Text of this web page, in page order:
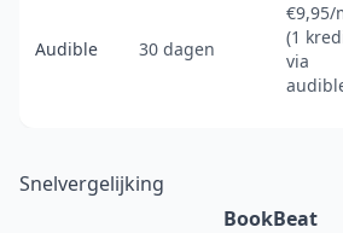
Audible 30 dagen
€9,95/
(1
via
Snelvergelijking
BookBeat